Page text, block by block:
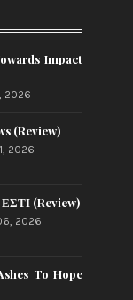
Impact
2026
(Review)
2026
(Review)
2026
To Hope